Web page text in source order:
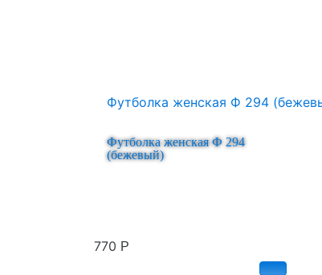
Футболка женская Ф 294
(бежевый)
770 Р